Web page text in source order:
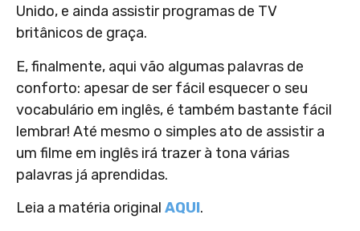
Unido, e ainda assistir programas de TV
britânicos de graça.
E, finalmente, aqui vão algumas palavras de
conforto: apesar de ser fácil esquecer o seu
vocabulário em inglês, é também bastante fácil
lembrar! Até mesmo o simples ato de assistir a
um filme em inglês irá trazer à tona várias
palavras já aprendidas.
Leia a matéria original AQUI.